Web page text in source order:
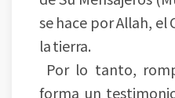
se hace por Allah, el
la tierra.
Por lo tanto,
forma un